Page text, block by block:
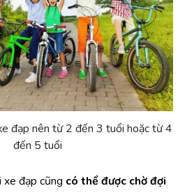
đạp nên từ 2 đến 3 tuổi hoặc từ 4
đến 5 tuổi
xe đạp cũng có thể được chờ đợi